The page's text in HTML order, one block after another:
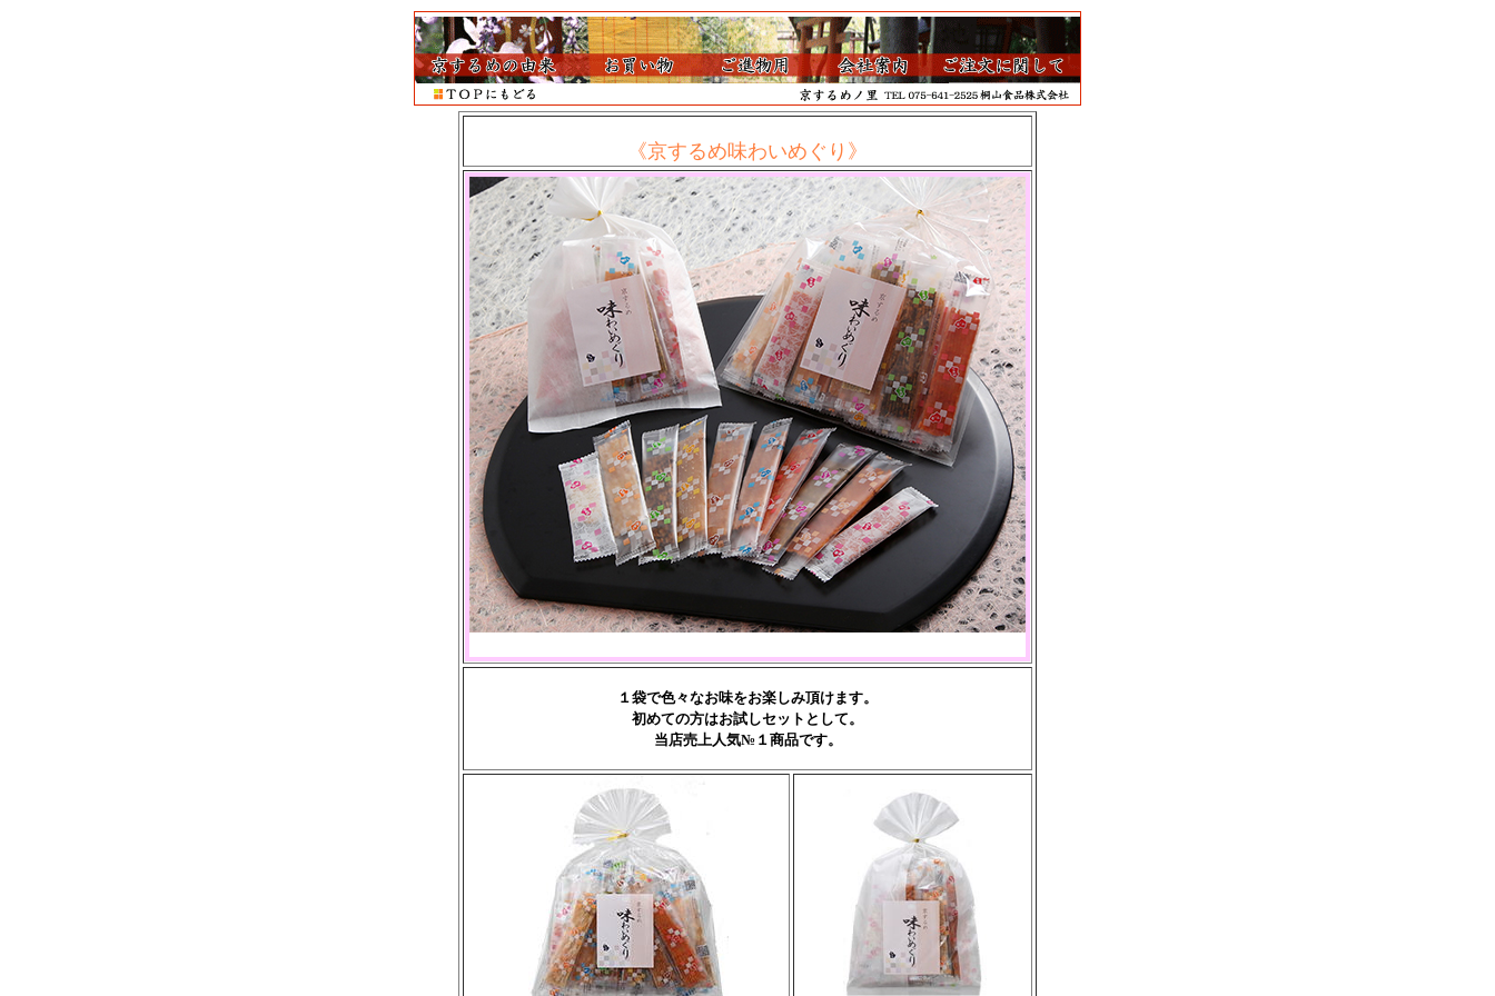
《京するめ味わいめぐり》
１袋で色々なお味をお楽しみ頂けます。
初めての方はお試しセットとして。
当店売上人気№１商品です。